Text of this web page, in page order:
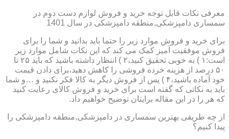
معرفی نکات قابل توجه خرید و فروش لوازم دست دوم در
سمساری دامپزشکی,منطقه دامپزشکی در سال 1401
برای خرید و فروش موارد زیر را حتما باید بدانید و شما را برای
فروش موفقیت آمیز کمک می کند که این نکات شامل موارد زیر
است:۱ ) به خوبی تحقیق کنید،۲ ) انتظار داشته باشید که باید ۲۵ تا
۵۰ درصد از هزینه خرده فروشی را کاهش دهید،برای دادن قیمت
خود آماده باشید،۴ ) پس از فروش دیگر به کالا فکر نکنید و …و شما
باید به نکاتی که گفته است برای خرید و فروش کالای رعایت کنید
که هر را در این مقاله برایتان توضیح خواهیم داد.
از چه طریقی بهترین سمساری در دامپزشکی,منطقه دامپزشکی را
پیدا کنیم؟